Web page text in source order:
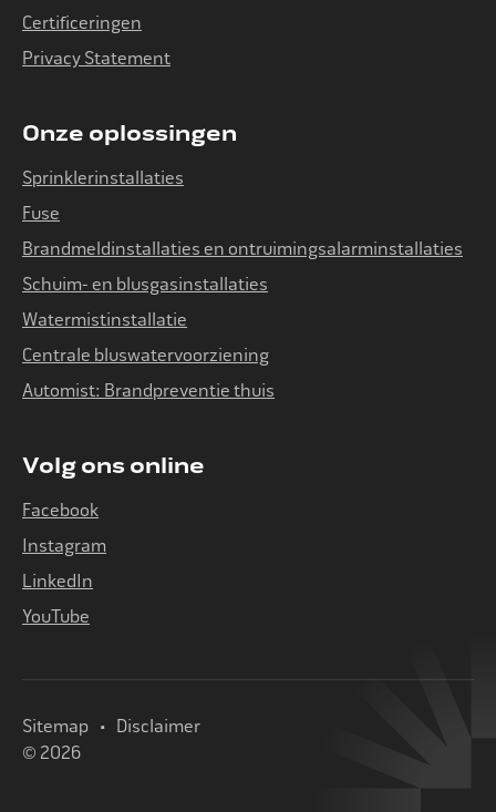
Certificeringen
Privacy Statement
Onze oplossingen
Sprinklerinstallaties
Fuse
Brandmeldinstallaties en ontruimingsalarminstallaties
Schuim- en blusgasinstallaties
Watermistinstallatie
Centrale bluswatervoorziening
Automist: Brandpreventie thuis
Volg ons online
Facebook
Instagram
LinkedIn
YouTube
Sitemap
Disclaimer
© 2026